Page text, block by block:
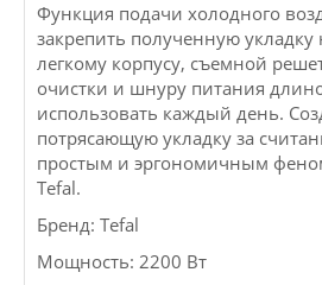
Функция подачи холодного
закрепить полученную укладку
легкому корпусу, съемной
очистки и шнуру питания
использовать каждый день.
потрясающую укладку за
простым и эргономичным
Tefal.
Бренд: Tefal
Мощность: 2200 Вт